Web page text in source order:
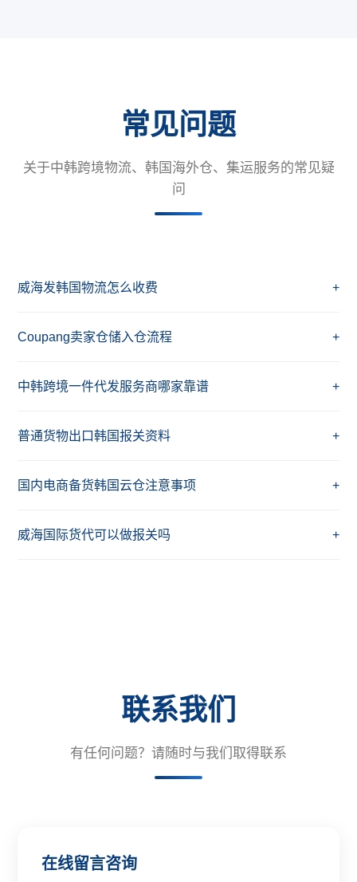
常见问题
关于中韩跨境物流、韩国海外仓、集运服务的常见疑
问
威海发韩国物流怎么收费 +
Coupang卖家仓储入仓流程 +
中韩跨境一件代发服务商哪家靠谱 +
普通货物出口韩国报关资料 +
国内电商备货韩国云仓注意事项 +
威海国际货代可以做报关吗 +
联系我们
有任何问题？请随时与我们取得联系
在线留言咨询